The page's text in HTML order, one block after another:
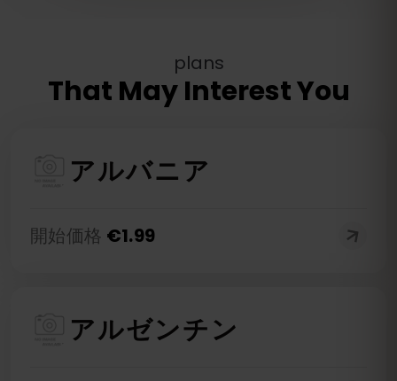
plans
That May Interest You
アルバニア
開始価格 €1.99
アルゼンチン